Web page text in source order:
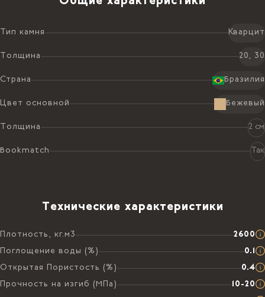
Тип камня Кварцит
Толщина 20, 30
Страна Бразилия
Цвет основной Бежевый
Толщина 2 см
Bookmatch Так
Технические характеристики
Плотность, кг.м3
2600
Поглощение воды (%)
0.1
Открытая Пористость (%)
0.4
Прочность на изгиб (МПа)
10-20